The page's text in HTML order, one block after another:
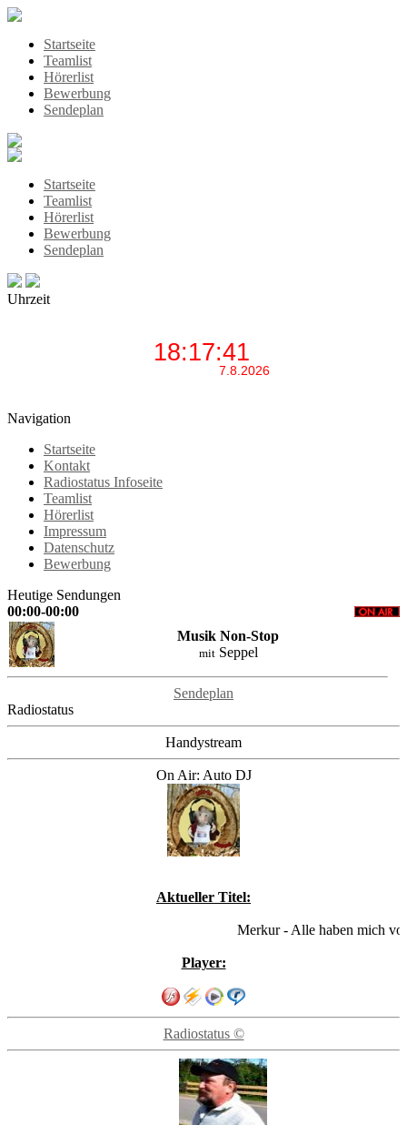
Startseite
Teamlist
Hörerlist
Bewerbung
Sendeplan
Startseite
Teamlist
Hörerlist
Bewerbung
Sendeplan
Uhrzeit
Navigation
Startseite
Kontakt
Radiostatus Infoseite
Teamlist
Hörerlist
Impressum
Datenschutz
Bewerbung
Heutige Sendungen
00:00-00:00
Musik Non-Stop
mitSeppel
Sendeplan
Radiostatus
Handystream
On Air: Auto DJ
Aktueller Titel:
Merkur - Alle haben mich vor
Player:
Radiostatus ©